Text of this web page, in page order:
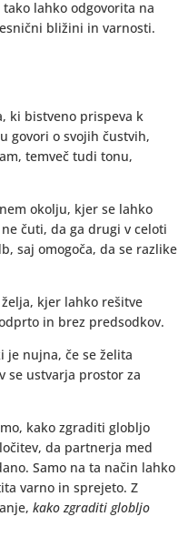
lahko odgovorita na
bližini in varnosti.
ki bistveno prispeva k
govori o svojih čustvih,
temveč tudi tonu,
okolju, kjer se lahko
čuti, da ga drugi v celoti
saj omogoča, da se razlike
kjer lahko rešitve
in brez predsodkov.
je nujna, če se želita
se ustvarja prostor za
kako zgraditi globljo
da partnerja med
Samo na ta način lahko
varno in sprejeto. Z
kako zgraditi globljo